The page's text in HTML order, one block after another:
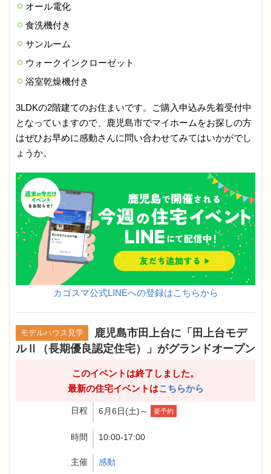
オール電化
食洗機付き
サンルーム
ウォークインクローゼット
浴室乾燥機付き
3LDKの2階建てのお住まいです。ご購入申込み先着受付中
となっていますので、鹿児島市でマイホームをお探しの方
はぜひお早めに感動さんに問い合わせてみてはいかがでし
ょうか。
カゴスマ公式LINEへの登録はこちらから
鹿児島市田上台に「田上台モデ
ルⅡ（長期優良認定住宅）」がグランドオープン
このイベントは終了しました。
最新の住宅イベントはこちらから
日程 6月6日(土)～ 要予約
時間 10:00-17:00
主催 感動
モデルハウス見学